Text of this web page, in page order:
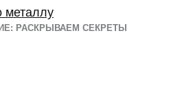
РАСКРЫВАЕМ СЕКРЕТЫ
металлу